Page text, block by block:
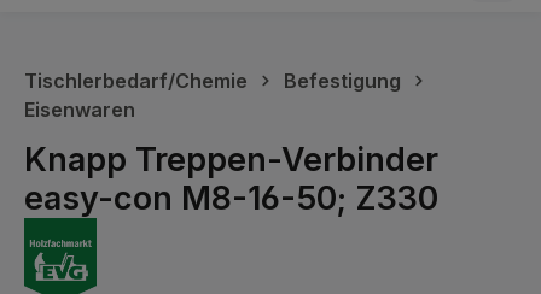
Tischlerbedarf/Chemie
Befestigung
Eisenwaren
Knapp Treppen-Verbinder
easy-con M8-16-50; Z330